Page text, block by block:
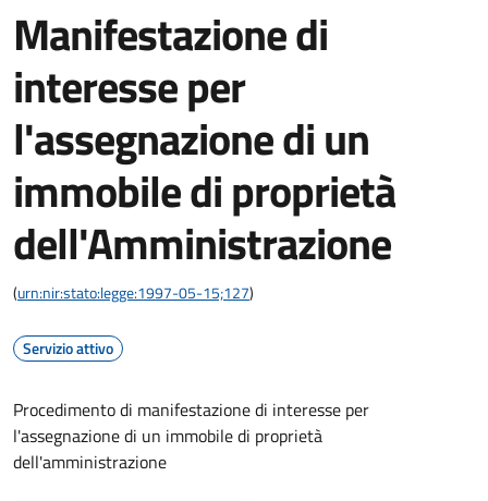
Manifestazione di
interesse per
l'assegnazione di un
immobile di proprietà
dell'Amministrazione
(urn:nir:stato:legge:1997-05-15;127)
Servizio attivo
Procedimento di manifestazione di interesse per
l'assegnazione di un immobile di proprietà
dell'amministrazione